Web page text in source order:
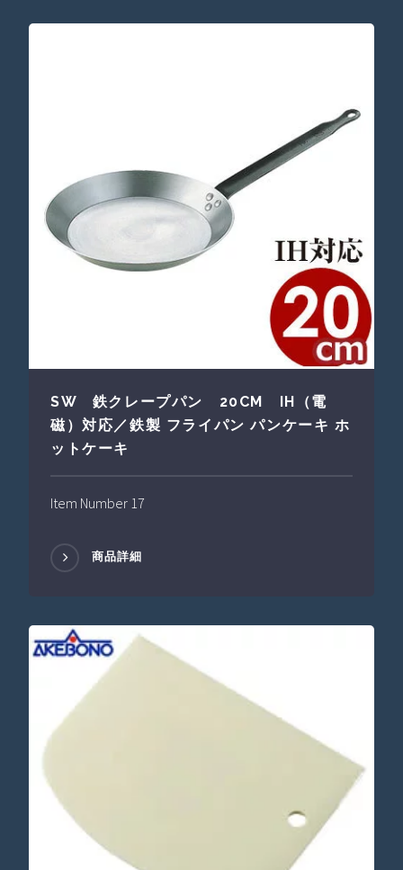
SW 鉄クレープパン 20CM IH（電
磁）対応／鉄製 フライパン パンケーキ ホ
ットケーキ
Item Number 17
商品詳細